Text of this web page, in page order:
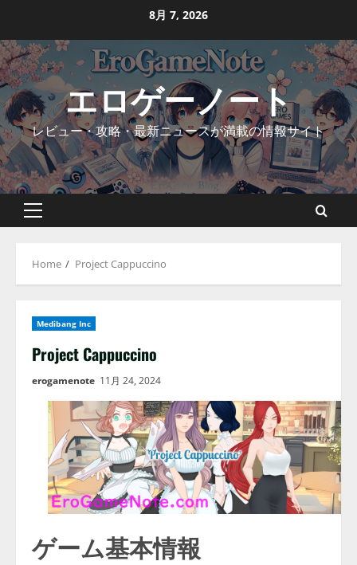
content
8月 7, 2026
エロゲーノート
レビュー・攻略・最新ニュースが満載の情報サイト
Primary
Home Project Cappuccino
Medibang Inc
Project Cappuccino
erogamenote 11月 24, 2024
ゲーム基本情報